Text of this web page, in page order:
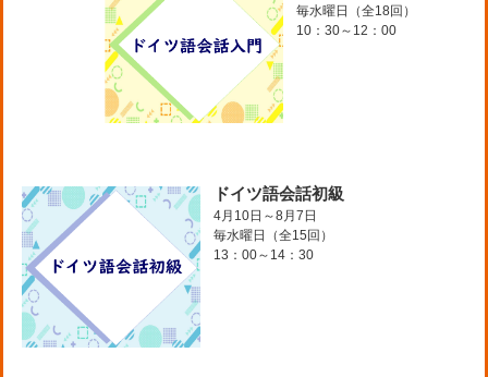
毎水曜日（全18回）
10：30～12：00
ドイツ語会話初級
4月10日～8月7日
毎水曜日（全15回）
13：00～14：30